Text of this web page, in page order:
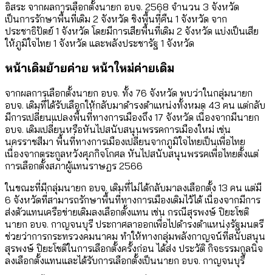
อิสระ จากผลการเลือกตั้งนายก อบจ. 2568 จำนวน 3 จังหวัด
เป็นการรักษาพื้นที่เดิม 2 จังหวัด ชิงพื้นที่คืน 1 จังหวัด จาก
ประชาธิปัตย์ 1 จังหวัด โดยมีการเสียพื้นที่เดิม 2 จังหวัด แบ่งเป็นเสีย
ให้ภูมิใจไทย 1 จังหวัด และพลังประชารัฐ 1 จังหวัด
หน้าเดิมย้ายค่าย หน้าใหม่ค่ายเดิม
จากผลการเลือกตั้งนายก อบจ. ทั้ง 76 จังหวัด พบว่าในกลุ่มนายก
อบจ. เดิมที่ได้รับเลือกให้กลับมาดำรงตำแหน่งทั้งหมด 43 คน แต่กลับ
มีการเปลี่ยนแปลงพื้นที่ทางการเมืองถึง 17 จังหวัด เนื่องจากมีนายก
อบจ. เดิมเปลี่ยนหรือหันไปสนับสนุนพรรคการเมืองใหม่ เช่น
นครราชสีมา พื้นที่ทางการเมืองเปลี่ยนจากภูมิใจไทยเป็นเพื่อไทย
เนื่องจากตระกูลหวังศุภกิจโกศล หันไปสนับสนุนพรรคเพื่อไทยตั้งแต่
การเลือกตั้งสภาผู้แทนราษฎร 2566
ในขณะที่มีกลุ่มนายก อบจ. เดิมที่ไม่ได้กลับมาลงเลือกตั้ง 13 คน แต่มี
6 จังหวัดที่สามารถรักษาพื้นที่ทางการเมืองเดิมไว้ได้ เนื่องจากมีการ
ส่งตัวแทนเครือข่ายเดิมลงเลือกตั้งแทน เช่น กรณีสุรพงษ์ ปิยะโชติ
นายก อบจ. กาญจนบุรี ประกาศลาออกเพื่อไปดำรงตำแหน่งรัฐมนตรี
ช่วยว่าการกระทรวงคมนาคม ทำให้ทางกลุ่มพลังกาญจน์ที่สนับสนุน
สุรพงษ์ ปิยะโชติในการเลือกตั้งครั้งก่อน ได้ส่ง ประวัติ กิจธรรมกูลนิจ
ลงเลือกตั้งแทนและได้รับการเลือกตั้งเป็นนายก อบจ. กาญจนบุรี